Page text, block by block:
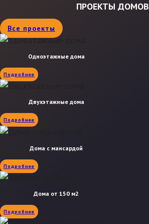
ПРОЕКТЫ ДОМОВ
Все проекты
Одноэтажные дома
Подробнее
Двухэтажные дома
Подробнее
Дома с мансардой
Подробнее
Дома от 150 м2
Подробнее